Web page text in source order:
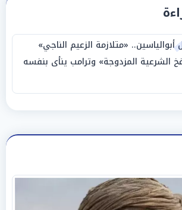
أبوالياسين.. «متلازمة الزعيم الناجي»
الشرعية المزدوجة» وترامب ينأى بنفسه
في «ميتم استراتيجي»